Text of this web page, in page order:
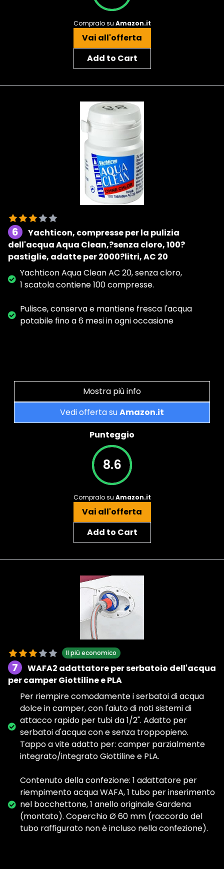
Compralo su Amazon.it
Vai all'offerta
Add to Cart
6
Yachticon, compresse per la pulizia
dell'acqua Aqua Clean,?senza cloro, 100?
pastiglie, adatte per 2000?litri, AC 20
Yachticon Aqua Clean AC 20, senza cloro,
1 scatola contiene 100 compresse.
Pulisce, conserva e mantiene fresca l'acqua
potabile fino a 6 mesi in ogni occasione
Mostra più info
Vedi offerta suAmazon.it
Punteggio
8.6
Compralo su Amazon.it
Vai all'offerta
Add to Cart
Il più economico
7
WAFA2 adattatore per serbatoio dell'acqua
per camper Giottiline e PLA
Per riempire comodamente i serbatoi di acqua
dolce in camper, con l'aiuto di noti sistemi di
attacco rapido per tubi da 1/2". Adatto per
serbatoi d'acqua con e senza troppopieno.
Tappo a vite adatto per: camper parzialmente
integrato/integrato Giottiline e PLA.
Contenuto della confezione: 1 adattatore per
riempimento acqua WAFA, 1 tubo per inserimento
nel bocchettone, 1 anello originale Gardena
(montato). Coperchio Ø 60 mm (raccordo del
tubo raffigurato non è incluso nella confezione).